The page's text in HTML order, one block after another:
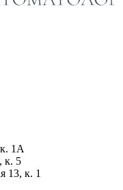
1А
к. 5
13, к. 1